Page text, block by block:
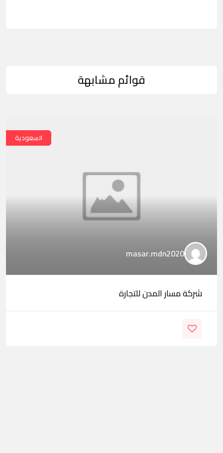
قوائم مشابهة
السعودية
masar.mdn2020
شركة مسار المدن للتجارة